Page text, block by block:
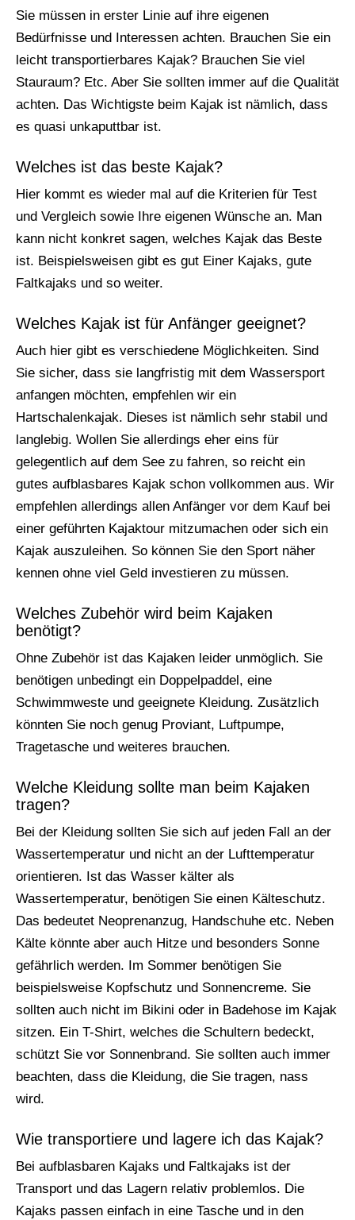
Sie müssen in erster Linie auf ihre eigenen
Bedürfnisse und Interessen achten. Brauchen Sie ein
leicht transportierbares Kajak? Brauchen Sie viel
Stauraum? Etc. Aber Sie sollten immer auf die Qualität
achten. Das Wichtigste beim Kajak ist nämlich, dass
es quasi unkaputtbar ist.
Welches ist das beste Kajak?
Hier kommt es wieder mal auf die Kriterien für Test
und Vergleich sowie Ihre eigenen Wünsche an. Man
kann nicht konkret sagen, welches Kajak das Beste
ist. Beispielsweisen gibt es gut Einer Kajaks, gute
Faltkajaks und so weiter.
Welches Kajak ist für Anfänger geeignet?
Auch hier gibt es verschiedene Möglichkeiten. Sind
Sie sicher, dass sie langfristig mit dem Wassersport
anfangen möchten, empfehlen wir ein
Hartschalenkajak. Dieses ist nämlich sehr stabil und
langlebig. Wollen Sie allerdings eher eins für
gelegentlich auf dem See zu fahren, so reicht ein
gutes aufblasbares Kajak schon vollkommen aus. Wir
empfehlen allerdings allen Anfänger vor dem Kauf bei
einer geführten Kajaktour mitzumachen oder sich ein
Kajak auszuleihen. So können Sie den Sport näher
kennen ohne viel Geld investieren zu müssen.
Welches Zubehör wird beim Kajaken
benötigt?
Ohne Zubehör ist das Kajaken leider unmöglich. Sie
benötigen unbedingt ein Doppelpaddel, eine
Schwimmweste und geeignete Kleidung. Zusätzlich
könnten Sie noch genug Proviant, Luftpumpe,
Tragetasche und weiteres brauchen.
Welche Kleidung sollte man beim Kajaken
tragen?
Bei der Kleidung sollten Sie sich auf jeden Fall an der
Wassertemperatur und nicht an der Lufttemperatur
orientieren. Ist das Wasser kälter als
Wassertemperatur, benötigen Sie einen Kälteschutz.
Das bedeutet Neoprenanzug, Handschuhe etc. Neben
Kälte könnte aber auch Hitze und besonders Sonne
gefährlich werden. Im Sommer benötigen Sie
beispielsweise Kopfschutz und Sonnencreme. Sie
sollten auch nicht im Bikini oder in Badehose im Kajak
sitzen. Ein T-Shirt, welches die Schultern bedeckt,
schützt Sie vor Sonnenbrand. Sie sollten auch immer
beachten, dass die Kleidung, die Sie tragen, nass
wird.
Wie transportiere und lagere ich das Kajak?
Bei aufblasbaren Kajaks und Faltkajaks ist der
Transport und das Lagern relativ problemlos. Die
Kajaks passen einfach in eine Tasche und in den